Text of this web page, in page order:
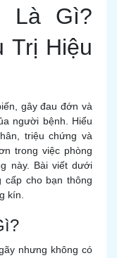
Là Gì?
Trị Hiệu
gây đau đớn và
người bệnh. Hiểu
triệu chứng và
trong việc phòng
này. Bài viết dưới
cấp cho bạn thông
kín.
nhưng không có